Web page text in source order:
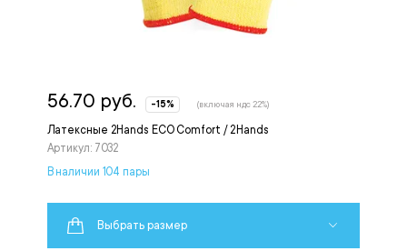
Латексные 2Hands ECO Comfort / 2Hands
Артикул: 7032
56.70 руб. -15% (включая ндс 22%)
В наличии 104 пары
Выбрать размер